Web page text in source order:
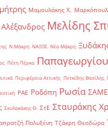
Μαμουλάκης Χ.
Μελίδης
Ν.Μάκρη ΝΑΞΟΣ Νέα Μάκρη
Πέτη Πέρκα
Περιφέρεια Αττικής Πετκίδης Βασίλης
ΡΑΕ Ροδόπη Ρωσία
Σκυλακάκης Θ. ΣτΕ Σταυράκης
Πολυξένη Τζάκρη Θεοδώρα